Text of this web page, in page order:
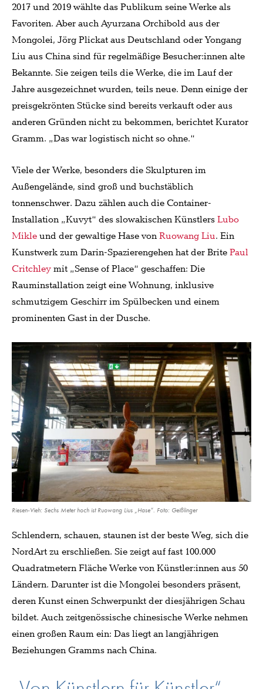
2017 und 2019 wählte das Publikum seine Werke als
Favoriten. Aber auch Ayurzana Orchibold aus der
Mongolei, Jörg Plickat aus Deutschland oder Yongang
Liu aus China sind für regelmäßige Besucher:innen alte
Bekannte. Sie zeigen teils die Werke, die im Lauf der
Jahre ausgezeichnet wurden, teils neue. Denn einige der
preisgekrönten Stücke sind bereits verkauft oder aus
anderen Gründen nicht zu bekommen, berichtet Kurator
Gramm. „Das war logistisch nicht so ohne.“
Viele der Werke, besonders die Skulpturen im
Außengelände, sind groß und buchstäblich
tonnenschwer. Dazu zählen auch die Container-
Installation „Kuvyt“ des slowakischen KünstlersLubo
Mikleund der gewaltige Hase vonRuowang Liu. Ein
Kunstwerk zum Darin-Spazierengehen hat der BritePaul
Critchleymit „Sense of Place“ geschaffen: Die
Rauminstallation zeigt eine Wohnung, inklusive
schmutzigem Geschirr im Spülbecken und einem
prominenten Gast in der Dusche.
Riesen-Vieh: Sechs Meter hoch ist Ruowang Lius „Hase“. Foto: Geißlinger
Schlendern, schauen, staunen ist der beste Weg, sich die
NordArt zu erschließen. Sie zeigt auf fast 100.000
Quadratmetern Fläche Werke von Künstler:innen aus 50
Ländern. Darunter ist die Mongolei besonders präsent,
deren Kunst einen Schwerpunkt der diesjährigen Schau
bildet. Auch zeitgenössische chinesische Werke nehmen
einen großen Raum ein: Das liegt an langjährigen
Beziehungen Gramms nach China.